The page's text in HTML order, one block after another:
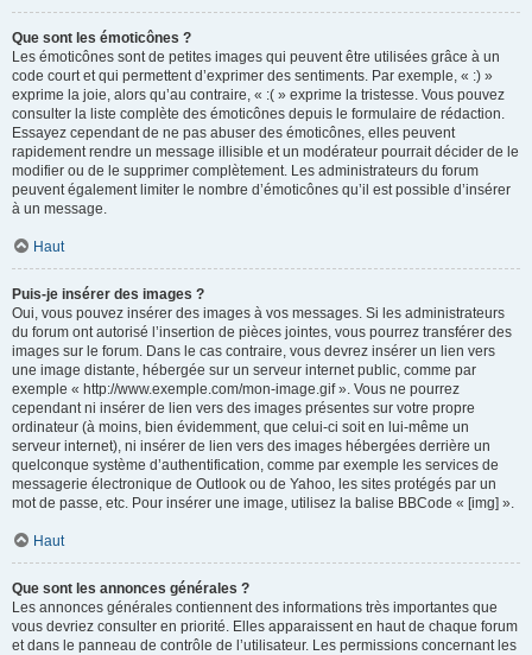
Que sont les émoticônes ?
Les émoticônes sont de petites images qui peuvent être utilisées grâce à un
code court et qui permettent d’exprimer des sentiments. Par exemple, « :) »
exprime la joie, alors qu’au contraire, « :( » exprime la tristesse. Vous pouvez
consulter la liste complète des émoticônes depuis le formulaire de rédaction.
Essayez cependant de ne pas abuser des émoticônes, elles peuvent
rapidement rendre un message illisible et un modérateur pourrait décider de le
modifier ou de le supprimer complètement. Les administrateurs du forum
peuvent également limiter le nombre d’émoticônes qu’il est possible d’insérer
à un message.
Haut
Puis-je insérer des images ?
Oui, vous pouvez insérer des images à vos messages. Si les administrateurs
du forum ont autorisé l’insertion de pièces jointes, vous pourrez transférer des
images sur le forum. Dans le cas contraire, vous devrez insérer un lien vers
une image distante, hébergée sur un serveur internet public, comme par
exemple « http://www.exemple.com/mon-image.gif ». Vous ne pourrez
cependant ni insérer de lien vers des images présentes sur votre propre
ordinateur (à moins, bien évidemment, que celui-ci soit en lui-même un
serveur internet), ni insérer de lien vers des images hébergées derrière un
quelconque système d’authentification, comme par exemple les services de
messagerie électronique de Outlook ou de Yahoo, les sites protégés par un
mot de passe, etc. Pour insérer une image, utilisez la balise BBCode « [img] ».
Haut
Que sont les annonces générales ?
Les annonces générales contiennent des informations très importantes que
vous devriez consulter en priorité. Elles apparaissent en haut de chaque forum
et dans le panneau de contrôle de l’utilisateur. Les permissions concernant les